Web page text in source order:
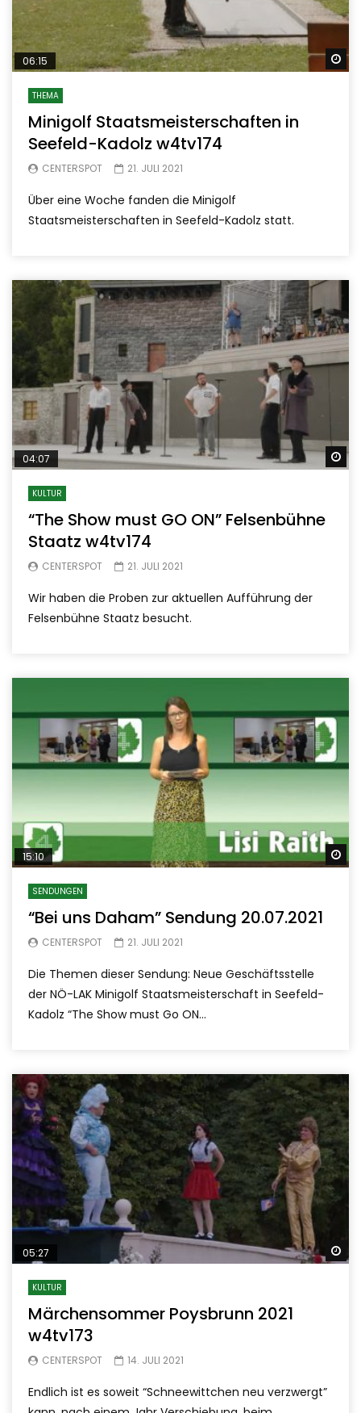
06:15
THEMA
Minigolf Staatsmeisterschaften in
Seefeld-Kadolz w4tv174
CENTERSPOT 21. JULI 2021
Über eine Woche fanden die Minigolf
Staatsmeisterschaften in Seefeld-Kadolz statt.
04:07
KULTUR
“The Show must GO ON” Felsenbühne
Staatz w4tv174
CENTERSPOT 21. JULI 2021
Wir haben die Proben zur aktuellen Aufführung der
Felsenbühne Staatz besucht.
15:10
SENDUNGEN
“Bei uns Daham” Sendung 20.07.2021
CENTERSPOT 21. JULI 2021
Die Themen dieser Sendung: Neue Geschäftsstelle
der NÖ-LAK Minigolf Staatsmeisterschaft in Seefeld-
Kadolz “The Show must Go ON...
05:27
KULTUR
Märchensommer Poysbrunn 2021
w4tv173
CENTERSPOT 14. JULI 2021
Endlich ist es soweit “Schneewittchen neu verzwergt”